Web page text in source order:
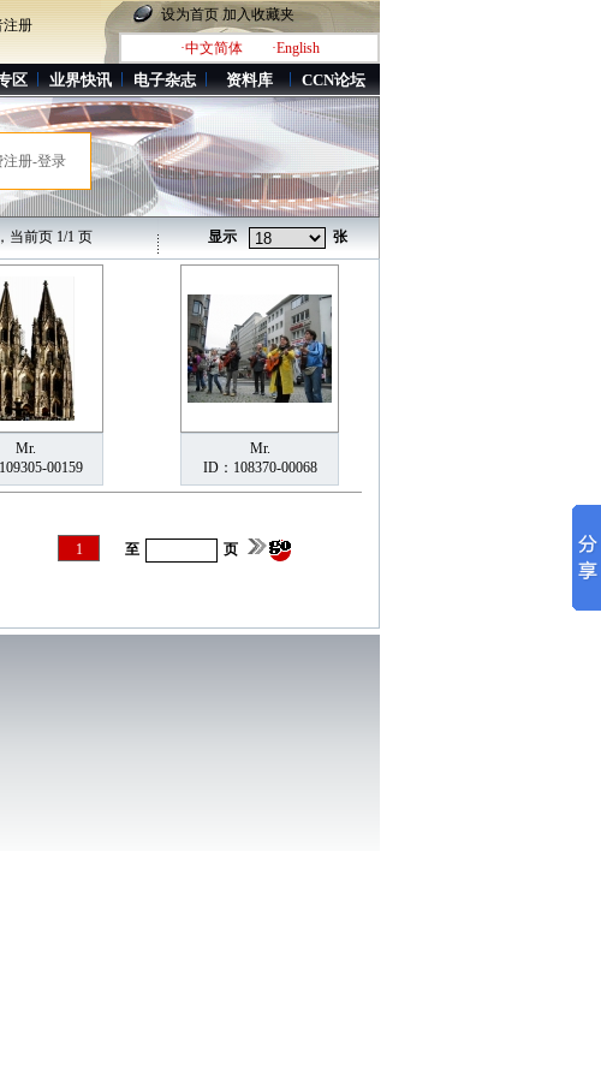
注册
设为首页 加入收藏夹
·中文简体
·English
区 业界快讯 电子杂志 资料库 CCN论坛
注册-登录
当前页 1/1 页 显示 张
Mr.
00159
Mr.
ID：108370-00068
至 页
1